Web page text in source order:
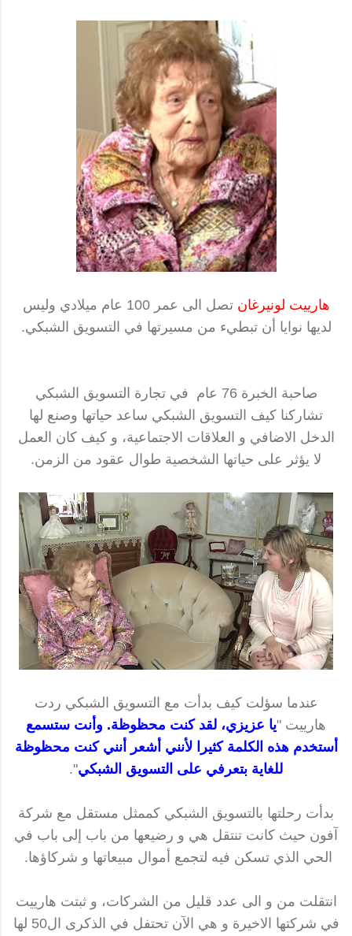
هارييت لونيرغان
تصل الى عمر 100 عام ميلادي وليس
لديها نوايا أن تبطيء من مسيرتها في التسويق الشبكي.
صاحبة الخبرة 76 عام في تجارة التسويق الشبكي
تشاركنا كيف التسويق الشبكي ساعد حياتها وصنع لها
الدخل الاضافي و العلاقات الاجتماعية، و كيف كان العمل
لا يؤثر على حياتها الشخصية طوال عقود من الزمن.
عندما سؤلت كيف بدأت مع التسويق الشبكي ردت
هارييت "يا عزيزي، لقد كنت محظوظة. وأنت ستسمع
أستخدم هذه الكلمة كثيرا لأنني أشعر أنني كنت محظوظة
للغاية بتعرفي على التسويق الشبكي".
بدأت رحلتها بالتسويق الشبكي كممثل مستقل مع شركة
آفون حيث كانت تنتقل هي و رضيعها من باب إلى باب في
الحي الذي تسكن فيه لتجمع أموال مبيعاتها و شركاؤها.
انتقلت من و الى عدد قليل من الشركات، و ثبتت هارييت
في شركتها الاخيرة و هي الآن تحتفل في الذكرى ال50 لها